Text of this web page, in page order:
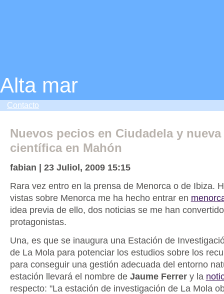
Alta mar
Contacto
Nuevos pecios en Ciudadela y
científica en Mahón
fabian | 23 Juliol, 2009 15:15
Rara vez entro en la prensa de Menorca o de Ibiza.
vistas sobre Menorca me ha hecho entrar en
idea previa de ello, dos noticias se me han
protagonistas.
Una, es que se inaugura una Estación de
de La Mola para potenciar los estudios sobre los
para conseguir una gestión adecuada del entorno
estación llevará el nombre de Jaume Ferrery la
respecto: "La estación de investigación de La Mola